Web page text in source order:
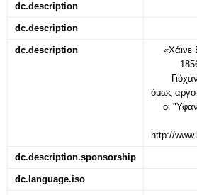
dc.description
dc.description
dc.description
«Χάινε
όμως
οι
http://
dc.description.sponsorship
dc.language.iso